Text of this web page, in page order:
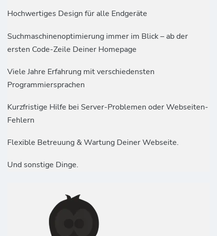
Hochwertiges Design für alle Endgeräte
Suchmaschinenoptimierung immer im Blick – ab der
ersten Code-Zeile Deiner Homepage
Viele Jahre Erfahrung mit verschiedensten
Programmiersprachen
Kurzfristige Hilfe bei Server-Problemen oder Webseiten-
Fehlern
Flexible Betreuung & Wartung Deiner Webseite.
Und sonstige Dinge.